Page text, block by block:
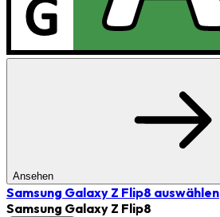
Ansehen
Samsung Galaxy Z Flip8 auswählen
Samsung Galaxy Z Flip8